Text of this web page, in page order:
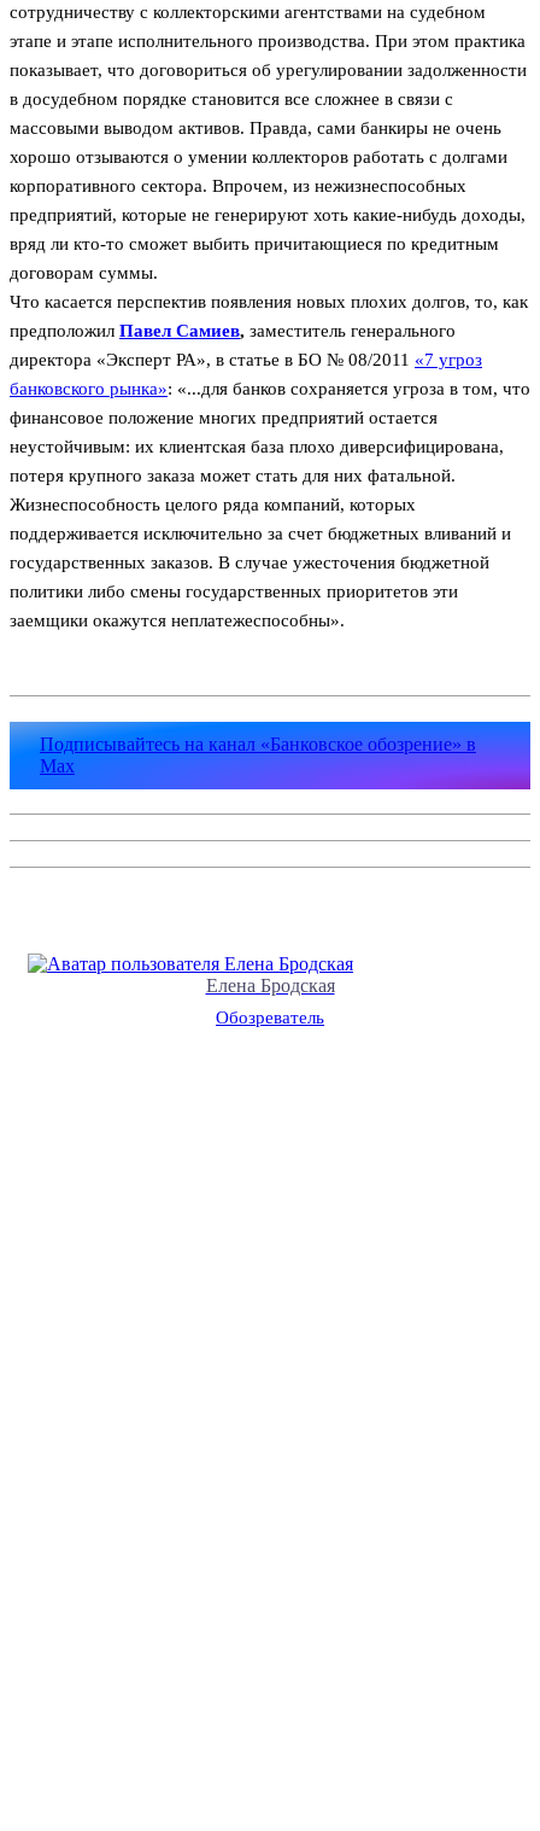
сотрудничеству с коллекторскими агентствами на судебном
этапе и этапе исполнительного производства. При этом практика
показывает, что договориться об урегулировании задолженности
в досудебном порядке становится все сложнее в связи с
массовыми выводом активов. Правда, сами банкиры не очень
хорошо отзываются о умении коллекторов работать с долгами
корпоративного сектора. Впрочем, из нежизнеспособных
предприятий, которые не генерируют хоть какие-нибудь доходы,
вряд ли кто-то сможет выбить причитающиеся по кредитным
договорам суммы.
Что касается перспектив появления новых плохих долгов, то, как
предположил Павел Самиев, заместитель генерального
директора «Эксперт РА», в статье в БО № 08/2011 «7 угроз
банковского рынка»: «...для банков сохраняется угроза в том, что
финансовое положение многих предприятий остается
неустойчивым: их клиентская база плохо диверсифицирована,
потеря крупного заказа может стать для них фатальной.
Жизнеспособность целого ряда компаний, которых
поддерживается исключительно за счет бюджетных вливаний и
государственных заказов. В случае ужесточения бюджетной
политики либо смены государственных приоритетов эти
заемщики окажутся неплатежеспособны».
Подписывайтесь на канал «Банковское обозрение» в
Max
Елена Бродская
Обозреватель